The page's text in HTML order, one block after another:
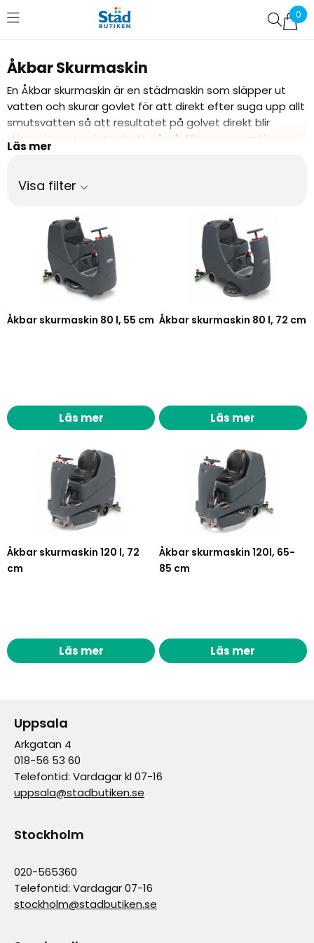
0
Favoriter (0)
Åkbar Skurmaskin
En Åkbar skurmaskin är en städmaskin som släpper ut
vatten och skurar govlet för att direkt efter suga upp allt
smutsvatten så att resultatet på golvet direkt blir
skinande rent och torrt att gå på. Eftersom maskinerna
har en separat renvattentank och smutsvattentank
rengöringsmedel vid behov) och tar upp det smutsiga
kombiskurmaskin för din städning blir resultatet mycket
renare än med traditionella metoder (t.ex moppning)
samtidigt som du har många ergonomiska vinster då
städmaskinskörning inte alls sliter lika mycket på kroppen
som manuell städning. En åkbar städmaskin underlättar
ytterligare ergonomiskt då föraren sitter ned under
skurningen.
Visa filter
Åkbar skurmaskin 80 l, 55 cm
Läs mer
Åkbar skurmaskin 80 l, 72 cm
Läs mer
Åkbar skurmaskin 120 l, 72
cm
Läs mer
Åkbar skurmaskin 120l, 65-
85 cm
Läs mer
Uppsala
Arkgatan 4
018-56 53 60
Telefontid: Vardagar kl 07-16
uppsala@stadbutiken.se
Stockholm
020-565360
Telefontid: Vardagar 07-16
stockholm@stadbutiken.se